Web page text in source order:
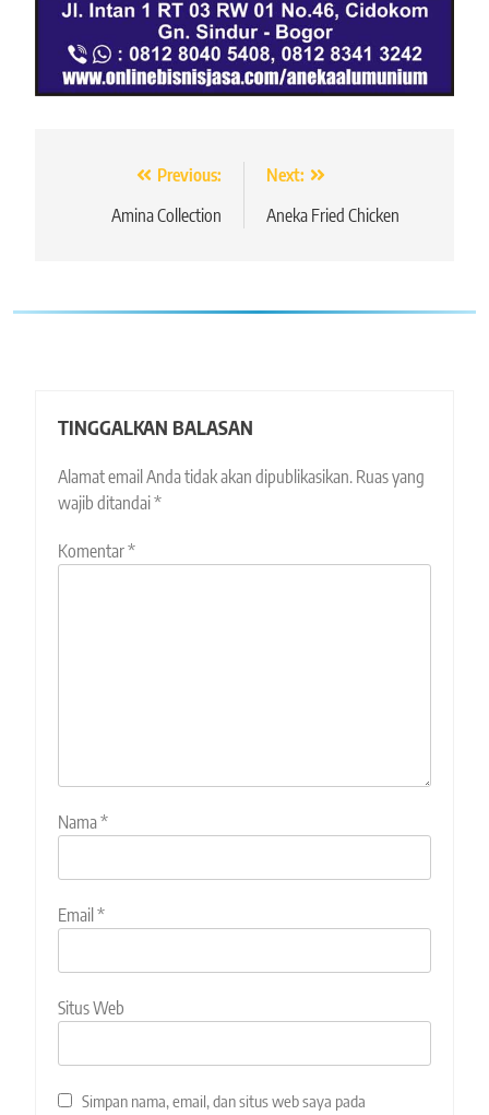
Navigasi Previous:
Amina Collection
Next:
Aneka Fried Chicken
TINGGALKAN BALASAN
Alamat email Anda tidak akan dipublikasikan. Ruas yang
wajib ditandai*
Komentar*
Nama*
Email *
Situs Web
Simpan nama, email, dan situs web saya pada